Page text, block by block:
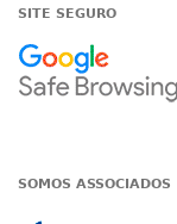
SITE SEGURO
SOMOS ASSOCIADOS